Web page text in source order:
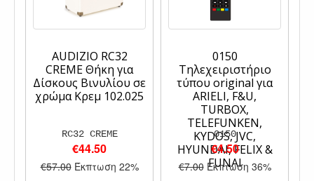
AUDIZIO RC32
CREME Θήκη για
Δίσκους Βινυλίου σε
χρώμα Κρεμ 102.025
RC32 CREME
€44.50
€57.00 Έκπτωση 22%
0150
Τηλεχειριστήριο
τύπου original για
ARIELI, F&U,
TURBOX,
TELEFUNKEN,
KYDOS, JVC,
HYUNDAI, FELIX &
FUNAI
0150
€4.50
€7.00 Έκπτωση 36%